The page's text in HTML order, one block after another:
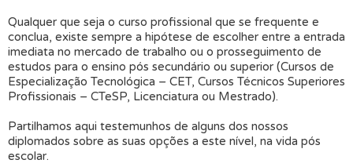
Qualquer que seja o curso profissional que se frequente e
conclua, existe sempre a hipótese de escolher entre a entrada
imediata no mercado de trabalho ou o prosseguimento de
estudos para o ensino pós secundário ou superior (Cursos de
Especialização Tecnológica – CET, Cursos Técnicos Superiores
Profissionais – CTeSP, Licenciatura ou Mestrado).
Partilhamos aqui testemunhos de alguns dos nossos
diplomados sobre as suas opções a este nível, na vida pós
escolar.